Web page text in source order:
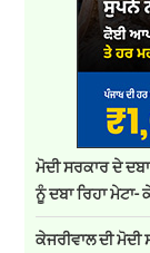
ਮੋਦੀ ਸਰਕਾਰ ਦੇ
ਨੂੰ ਦਬਾ ਰਿਹਾ ਮੇਟਾ-
ਕੇਜਰੀਵਾਲ ਦੀ